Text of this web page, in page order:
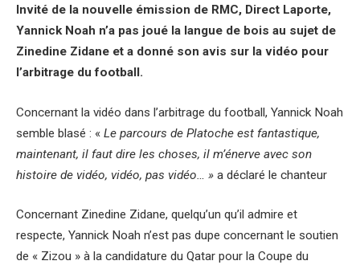
Invité de la nouvelle émission de RMC, Direct Laporte,
Yannick Noah n’a pas joué la langue de bois au sujet de
Zinedine Zidane et a donné son avis sur la vidéo pour
l’arbitrage du football.
Concernant la vidéo dans l’arbitrage du football, Yannick Noah
semble blasé : « Le parcours de Platoche est fantastique,
maintenant, il faut dire les choses, il m’énerve avec son
histoire de vidéo, vidéo, pas vidéo… » a déclaré le chanteur
Concernant Zinedine Zidane, quelqu’un qu’il admire et
respecte, Yannick Noah n’est pas dupe concernant le soutien
de « Zizou » à la candidature du Qatar pour la Coupe du